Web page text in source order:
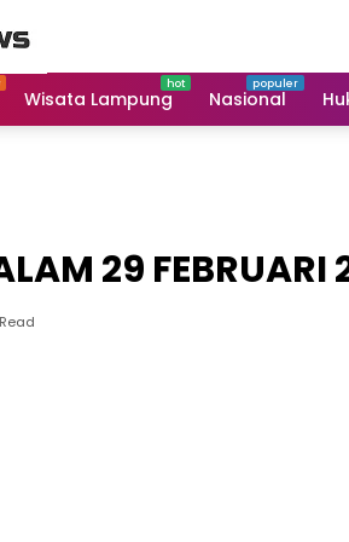
Wisata Lampung Nasional
29 FEBRUARI